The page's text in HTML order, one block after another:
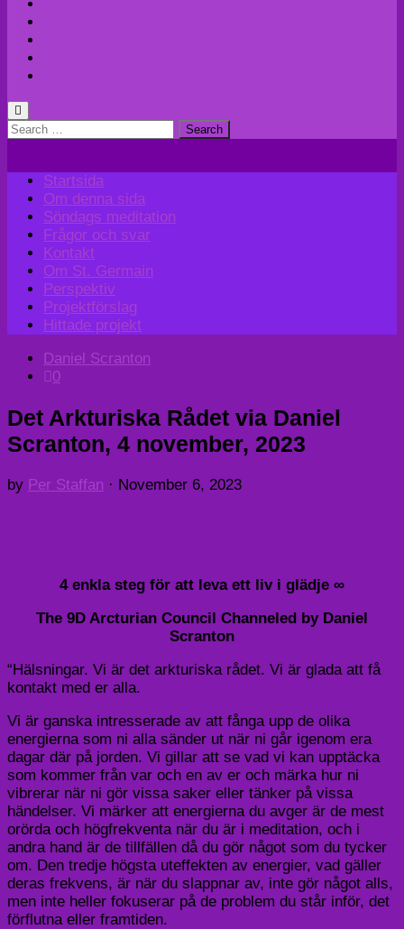
Search
Startsida
Om denna sida
Söndags meditation
Frågor och svar
Kontakt
Om St. Germain
Perspektiv
Projektförslag
Hittade projekt
Daniel Scranton
0
Det Arkturiska Rådet via Daniel
Scranton, 4 november, 2023
by Per Staffan · November 6, 2023
4 enkla steg för att leva ett liv i glädje ∞
The 9D Arcturian Council Channeled by Daniel
Scranton
“Hälsningar. Vi är det arkturiska rådet. Vi är glada att få
kontakt med er alla.
Vi är ganska intresserade av att fånga upp de olika
energierna som ni alla sänder ut när ni går igenom era
dagar där på jorden. Vi gillar att se vad vi kan upptäcka
som kommer från var och en av er och märka hur ni
vibrerar när ni gör vissa saker eller tänker på vissa
händelser. Vi märker att energierna du avger är de mest
orörda och högfrekventa när du är i meditation, och i
andra hand är de tillfällen då du gör något som du tycker
om. Den tredje högsta uteffekten av energier, vad gäller
deras frekvens, är när du slappnar av, inte gör något alls,
men inte heller fokuserar på de problem du står inför, det
förflutna eller framtiden.